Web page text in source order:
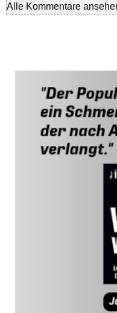
Alle Kommentare